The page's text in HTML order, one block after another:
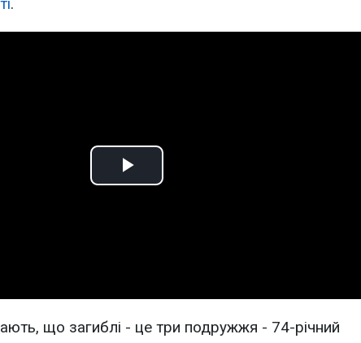
Play
що загиблі - це три подружжя - 74-річний